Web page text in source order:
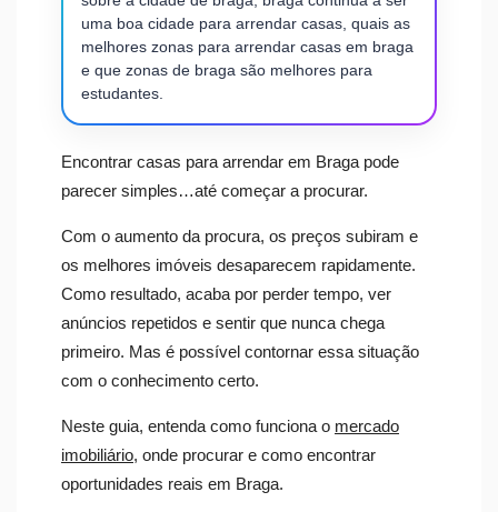
uma boa cidade para arrendar casas, quais as
melhores zonas para arrendar casas em braga
e que zonas de braga são melhores para
estudantes.
Encontrar casas para arrendar em Braga pode
parecer simples…até começar a procurar.
Com o aumento da procura, os preços subiram e
os melhores imóveis desaparecem rapidamente.
Como resultado, acaba por perder tempo, ver
anúncios repetidos e sentir que nunca chega
primeiro. Mas é possível contornar essa situação
com o conhecimento certo.
Neste guia, entenda como funciona o mercado
imobiliário, onde procurar e como encontrar
oportunidades reais em Braga.